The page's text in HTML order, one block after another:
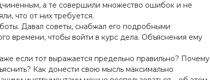
а те совершили множество ошибок и не
что от них требуется.
Давал советы, снабжал его подробными
времени, чтобы войти в курс дела. Объяснения ему
если тот выражается предельно правильно? Почему
Как донести свою мысль максимально